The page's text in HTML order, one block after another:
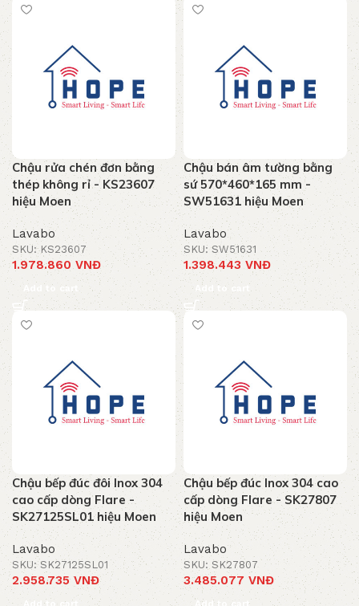
Chậu rửa chén đơn bằng
thép không rỉ - KS23607
hiệu Moen
Lavabo
SKU: KS23607
1.978.860VNĐ
Add to cart
Chậu bán âm tường bằng
sứ 570*460*165 mm -
SW51631 hiệu Moen
Lavabo
SKU: SW51631
1.398.443 VNĐ
Add to cart
Chậu bếp đúc đôi Inox 304
cao cấp dòng Flare -
SK27125SL01 hiệu Moen
Lavabo
SKU: SK27125SL01
2.958.735VNĐ
Add to cart
Chậu bếp đúc Inox 304 cao
cấp dòng Flare - SK27807
hiệu Moen
Lavabo
SKU: SK27807
3.485.077 VNĐ
Add to cart